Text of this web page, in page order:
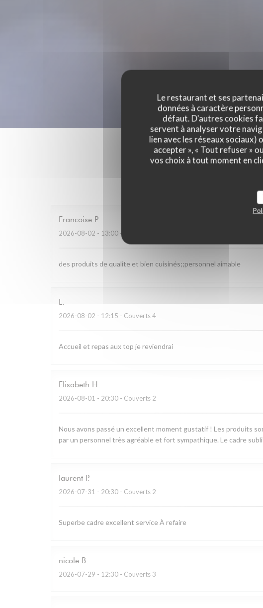
Le restaurant et ses
données à caractère
défaut. D'autres cookies
servent à analyser votre
lien avec les réseaux sociaux)
accepter », « Tout refuser »
vos choix à tout moment en
Les avis
Francoise P
2026-08-02 - 13:00 - Couverts 4
des produits de qualite et bien cuisinés;;personnel aimable
L
2026-08-02 - 12:15 - Couverts 4
Accueil et repas aux top je reviendrai
Elisabeth H
2026-08-01 - 20:30 - Couverts 2
Nous avons passé un excellent moment gustatif ! Les produits
par un personnel très agréable et fort sympathique. Le cadre
laurent P
2026-07-31 - 20:30 - Couverts 2
Superbe cadre excellent service À refaire
nicole B
2026-07-29 - 12:30 - Couverts 3